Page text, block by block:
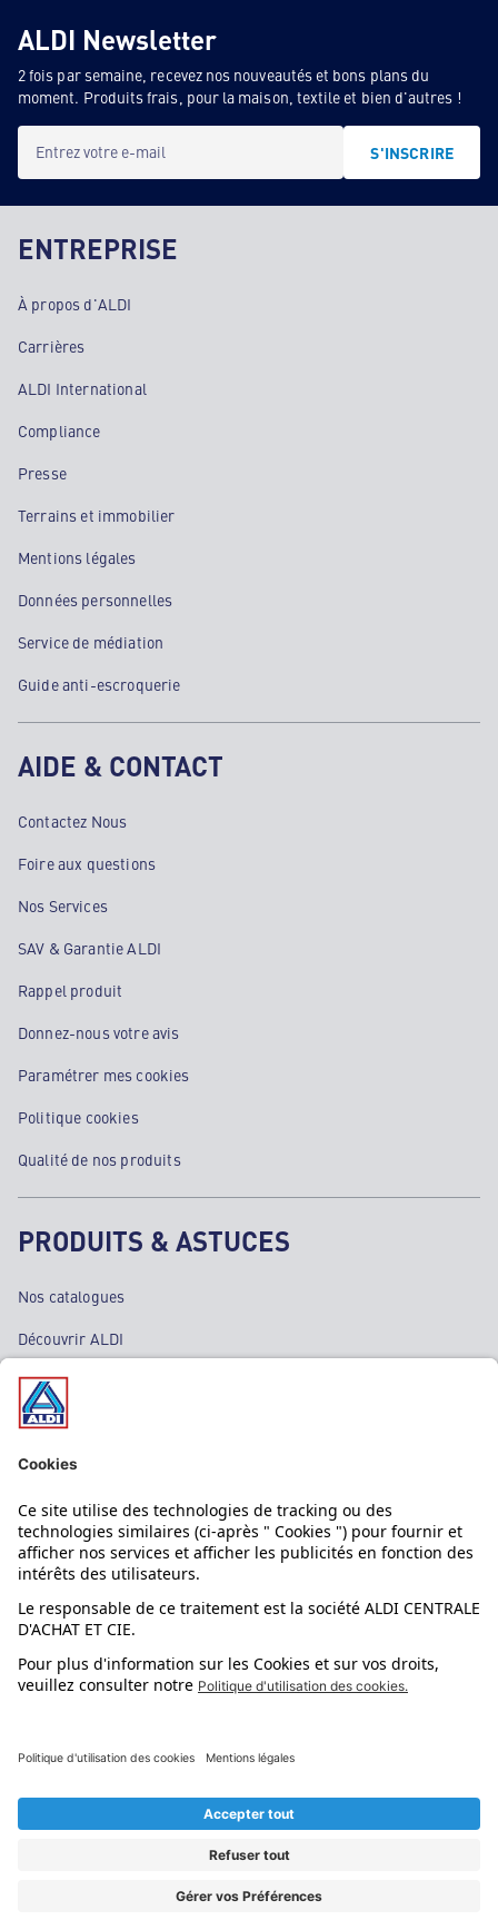
ALDI Newsletter
2 fois par semaine, recevez nos nouveautés et bons plans du
moment. Produits frais, pour la maison, textile et bien d'autres !
Entrez votre e-mail S'INSCRIRE
ENTREPRISE
À propos d'ALDI
Carrières
ALDI International
Compliance
Presse
Terrains et immobilier
Mentions légales
Données personnelles
Service de médiation
Guide anti-escroquerie
AIDE & CONTACT
Contactez Nous
Foire aux questions
Nos Services
SAV & Garantie ALDI
Rappel produit
Donnez-nous votre avis
Paramétrer mes cookies
Politique cookies
Qualité de nos produits
PRODUITS & ASTUCES
Nos catalogues
Découvrir ALDI
Nos bons plans
Nos rayons
Nos marques
Nos astuces
Évènements
L'application mobile